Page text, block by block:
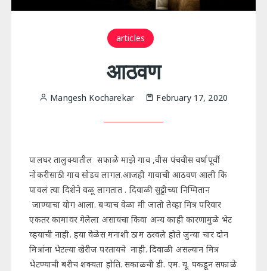
articles
आठवण
Mangesh Kocharekar February 17, 2020
पालघर तालुक्यातील सफाळे माझे गाव ,वीस पंचवीस वर्षापूर्वी
नोकरीसाठी गाव सोडव लागल.आजही गावाची आठवण आली कि
पावलं त्या दिशेने वळू लागतात . दिवाळी सुट्टीच्या निम्मितान
जाण्याचा योग आला. बऱ्याच वेळा मी जातो तेव्हा मित्र परिवार
एकतर कामावर गेलेला असायचा किवा अन्य काही कारणामुळे भेट
व्हयाची नाही. हया वेळेस मनाशी ठाम ठरवले होते जुन्या चार दोन
मित्रांना भेटल्या खेरीज परतायचे नाही. दिवाळी असल्यान मित्र
भेटण्याची बरीच शक्यता होति. सकाळची डी. एम. यू. पकडून सफाळे